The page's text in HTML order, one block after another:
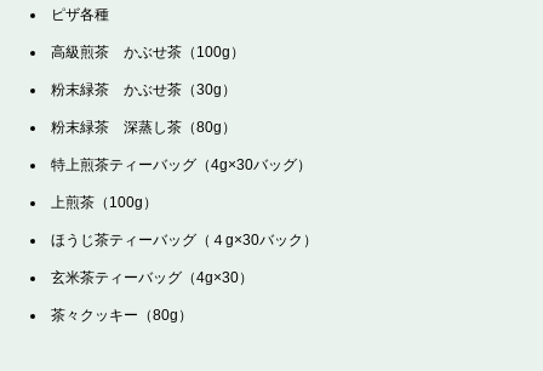
ピザ各種
高級煎茶 かぶせ茶（100g）
粉末緑茶 かぶせ茶（30g）
粉末緑茶 深蒸し茶（80g）
特上煎茶ティーバッグ（4g×30バッグ）
上煎茶（100g）
ほうじ茶ティーバッグ（４g×30バック）
玄米茶ティーバッグ（4g×30）
茶々クッキー（80g）